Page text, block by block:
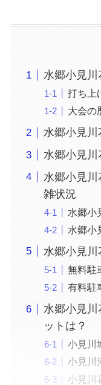
水郷小見川
打ち上
大会の
水郷小見川
水郷小見川
水郷小見
雑状況
水郷小
水郷小
水郷小見川
無料駐
有料駐
水郷小見川
ットは？
小見川
小見川
小見川